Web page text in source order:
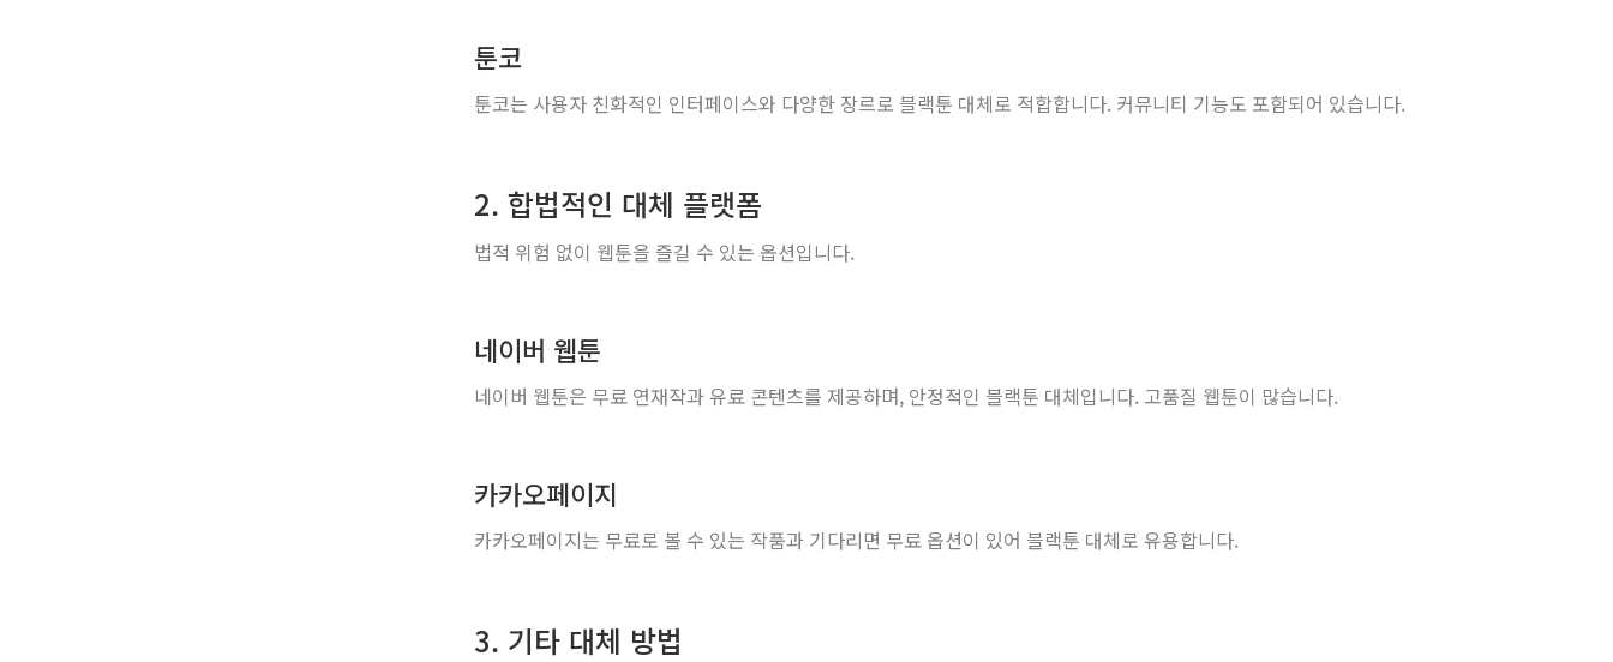
툰코
툰코는 사용자 친화적인 인터페이스와 다양한 장르로 블랙툰 대체로 적합합니다. 커뮤니티 기능도 포함되어 있습니다.
2. 합법적인 대체 플랫폼
법적 위험 없이 웹툰을 즐길 수 있는 옵션입니다.
네이버 웹툰
네이버 웹툰은 무료 연재작과 유료 콘텐츠를 제공하며, 안정적인 블랙툰 대체입니다. 고품질 웹툰이 많습니다.
카카오페이지
카카오페이지는 무료로 볼 수 있는 작품과 기다리면 무료 옵션이 있어 블랙툰 대체로 유용합니다.
3. 기타 대체 방법